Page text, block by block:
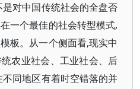
对中国传统社会的全盘否
一个最佳的社会转型模式,
板。从一个侧面看,现实中
农业社会、工业社会、后
同地区有着时空错落的并